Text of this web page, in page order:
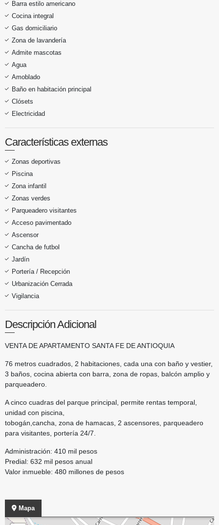
Barra estilo americano
Cocina integral
Gas domiciliario
Zona de lavandería
Admite mascotas
Agua
Amoblado
Baño en habitación principal
Clósets
Electricidad
Características externas
Zonas deportivas
Piscina
Zona infantil
Zonas verdes
Parqueadero visitantes
Acceso pavimentado
Ascensor
Cancha de futbol
Jardín
Portería / Recepción
Urbanización Cerrada
Vigilancia
Descripción Adicional
VENTA DE APARTAMENTO SANTA FE DE ANTIOQUIA
76 metros cuadrados, 2 habitaciones, cada una con baño y vestier,
3 baños, cocina abierta con barra, zona de ropas, balcón amplio y
parqueadero.
A cinco cuadras del parque principal, permite rentas temporal,
unidad con piscina,
tobogán,cancha, zona de hamacas, 2 ascensores, parqueadero
para visitantes, portería 24/7.
Administración: 410 mil pesos
Predial: 632 mil pesos anual
Valor inmueble: 480 millones de pesos
Mapa